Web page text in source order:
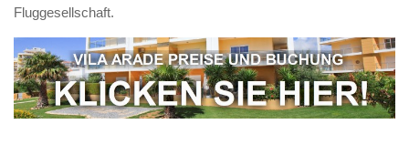
Fluggesellschaft.